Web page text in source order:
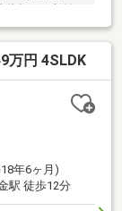
段下に収納ス
ービススペー
、白蟻点検・
算後)▼周辺環
分(約290m)※緑
━━━━━・・・
い。
万円 4SLDK
年6ヶ月)
駅 徒歩12分